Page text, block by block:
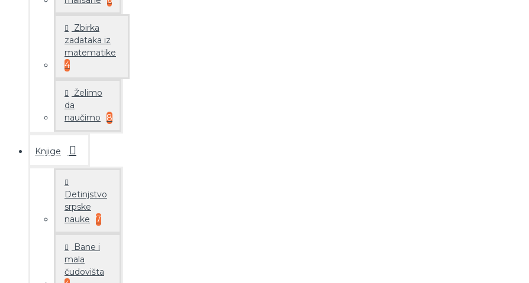
Zbirka
zadataka iz
matematike
4
Želimo
da
naučimo
8
Knjige
Detinjstvo
srpske
nauke
7
Bane i
mala
čudovišta